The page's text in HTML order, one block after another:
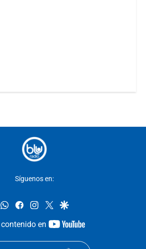
Síguenos en:
whatsappfacebookinstagram
twittergoogle
en
youtube-